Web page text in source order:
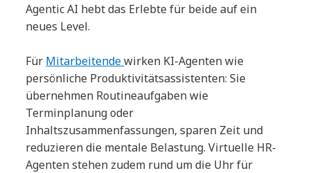
Agentic AI hebt das Erlebte für beide auf ein
neues Level.
Für Mitarbeitendewirken KI-Agenten wie
persönliche Produktivitätsassistenten: Sie
übernehmen Routineaufgaben wie
Terminplanung oder
Inhaltszusammenfassungen, sparen Zeit und
reduzieren die mentale Belastung. Virtuelle HR-
Agenten stehen zudem rund um die Uhr für